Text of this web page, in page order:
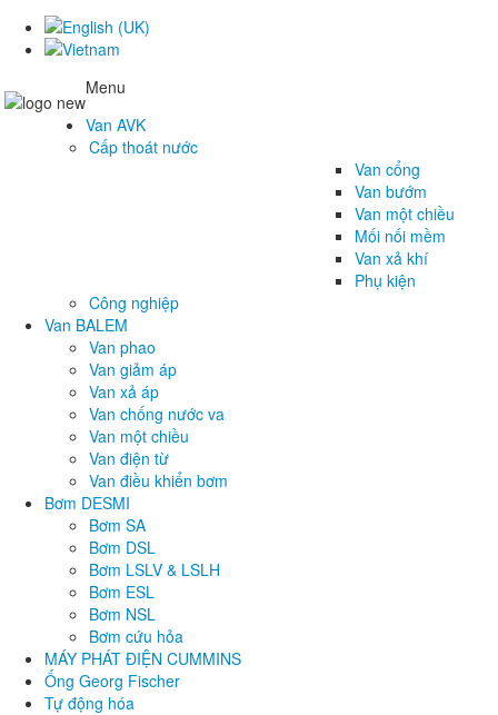
Menu
Van AVK
Cấp thoát nước
Van cổng
Van bướm
Van một chiều
Mối nối mềm
Van xả khí
Phụ kiện
Công nghiệp
Van BALEM
Van phao
Van giảm áp
Van xả áp
Van chống nước va
Van một chiều
Van điện từ
Van điều khiển bơm
Bơm DESMI
Bơm SA
Bơm DSL
Bơm LSLV & LSLH
Bơm ESL
Bơm NSL
Bơm cứu hỏa
MÁY PHÁT ĐIỆN CUMMINS
Ống Georg Fischer
Tự động hóa